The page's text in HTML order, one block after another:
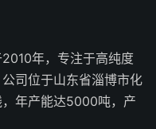
年，专注于高纯度
司位于山东省淄博市化
年产能达5000吨，产